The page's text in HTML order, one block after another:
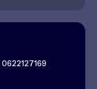
0622127169